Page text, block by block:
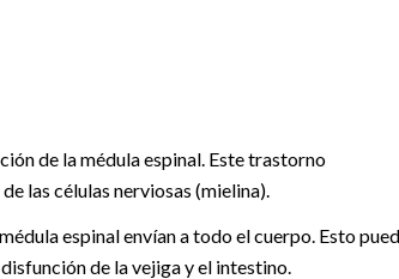
de la médula espinal. Este trastorno
las células nerviosas (mielina).
espinal envían a todo el cuerpo. Esto
de la vejiga y el intestino.